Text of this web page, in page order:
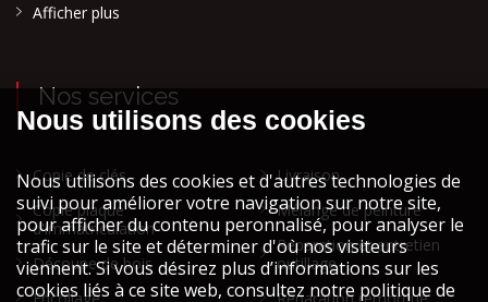
Afficher plus
Nos services
Copie de clés
Copie plaque
d'immatriculation
Découpe de bois
Livraison
Mélange de peinture
Réparation et entretien
outillage